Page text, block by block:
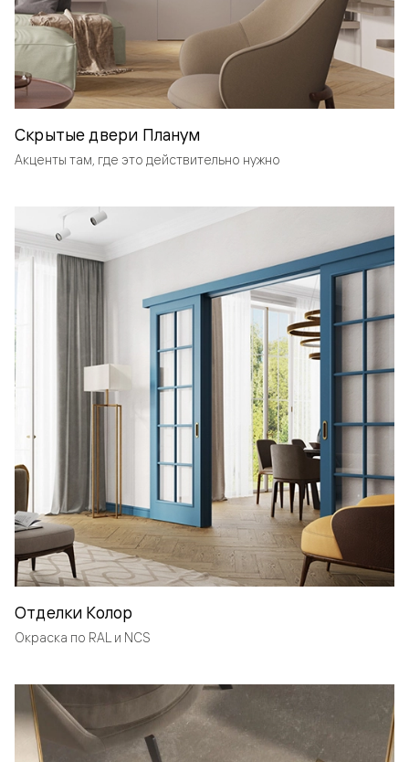
Скрытые двери Планум
Акценты там, где это действительно нужно
Отделки Колор
Окраска по RAL и NCS